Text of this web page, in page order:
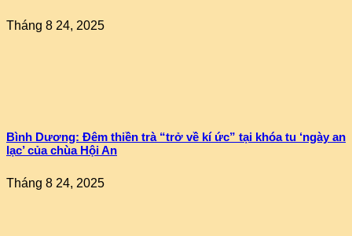
Tháng 8 24, 2025
Bình Dương: Đêm thiền trà “trở về kí ức” tại khóa tu ‘ngày an
lạc’ của chùa Hội An
Tháng 8 24, 2025